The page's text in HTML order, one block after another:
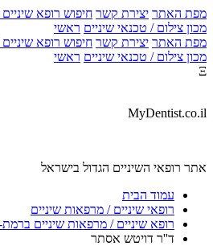
מפת האתר יצירת קשר חיפוש רופא
מכון צילום / טכנאי שיניים ראשי
מפת האתר יצירת קשר חיפוש רופא
מכון צילום / טכנאי שיניים ראשי
Ξ
MyDentist.co.il
אתר רופאי השיניים הגדול בישראל
עמוד הבית
רופאי שיניים / מרפאות שיניים
רופא שיניים / מרפאות שיניים
ד''ר דויטש אסתר